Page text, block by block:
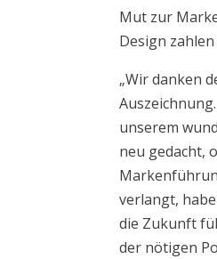
Mut zur
Design zahlen
„Wir danken
unserem
neu gedacht,
verlangt,
die Zukunft
der nötigen